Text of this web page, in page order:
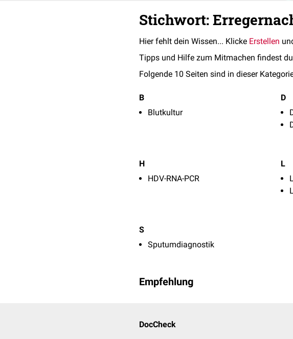
Stichwort:
Hier fehlt dein Wissen... Klicke Erstellen
Tipps und Hilfe zum Mitmachen findest
Folgende 10 Seiten sind in dieser
B
Blutkultur
D
H
HDV-RNA-PCR
L
S
Sputumdiagnostik
Empfehlung
DocCheck